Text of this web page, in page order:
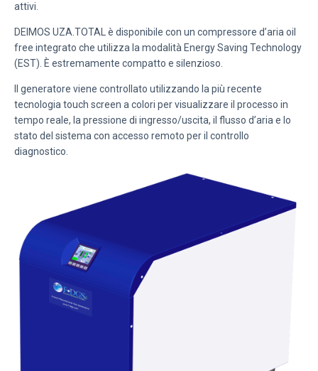
attivi.
DEIMOS UZA.TOTAL è disponibile con un compressore d’aria oil
free integrato che utilizza la modalità Energy Saving Technology
(EST) . È estremamente compatto e silenzioso.
Il generatore viene controllato utilizzando la più recente
tecnologia touch screen a colori per visualizzare il processo in
tempo reale, la pressione di ingresso/uscita, il flusso d’aria e lo
stato del sistema con accesso remoto per il controllo
diagnostico.